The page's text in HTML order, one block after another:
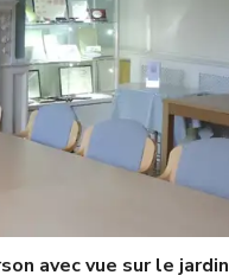
avec vue sur le jardin